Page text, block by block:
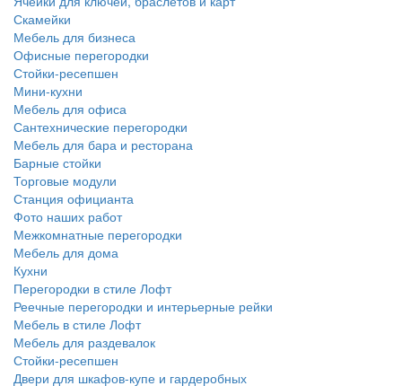
Скамейки
Мебель для бизнеса
Офисные перегородки
Стойки-ресепшен
Мини-кухни
Мебель для офиса
Сантехнические перегородки
Мебель для бара и ресторана
Барные стойки
Торговые модули
Станция официанта
Фото наших работ
Межкомнатные перегородки
Мебель для дома
Кухни
Перегородки в стиле Лофт
Реечные перегородки и интерьерные рейки
Мебель в стиле Лофт
Мебель для раздевалок
Стойки-ресепшен
Двери для шкафов-купе и гардеробных